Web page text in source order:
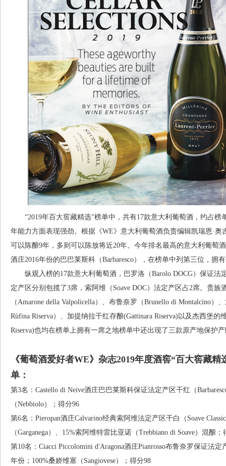
“2019年百大窖藏精选”榜单中，共有17款意大利葡萄酒，约占榜
年能力方面表现强劲。根据《WE》意大利葡萄酒负责编辑凯瑞恩·奥
可以陈酿9年，多则可以陈放将近20年。今年排名最高的意大利葡萄
酒庄2016年份的巴巴莱斯科（Barbaresco），在榜单中列第三位，拥
纵观入榜的17款意大利葡萄酒，巴罗洛（Barolo DOCG）保证法
定产区分别包揽了3席，索阿维（Soave DOC）法定产区占2席。贵族
（Amarone della Valpolicella）、布鲁奈罗（Brunello di Montalcino）
Rùfina Riserva）、加提纳拉干红存酿(Gattinara Riserva)以及杰西堡的
Riserva)也均在榜单上拥有一席之地榜单中还出现了三款原产地保护
《葡萄酒爱好者WE》杂志2019年度酒窖“百大窖藏
单：
第3名：Castello di Neive酒庄巴巴莱斯科保证法定产区干红（
（Nebbiolo）；得分96
第6名：Pieropan酒庄Calvarino经典索阿维法定产区干白（Soave
（Garganega）、15%索阿维特雷比亚诺（Trebbiano di Soave）混酿；
第10名：Ciacci Piccolomini d'Aragona酒庄Pianrosso布鲁奈罗保证法
年份；100%桑娇维塞（Sangiovese）；得分98